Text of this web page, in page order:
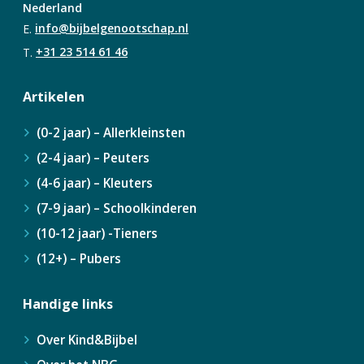
Nederland
E. info@bijbelgenootschap.nl
T. +31 23 514 61 46
Artikelen
(0-2 jaar) – Allerkleinsten
(2-4 jaar) – Peuters
(4-6 jaar) – Kleuters
(7-9 jaar) – Schoolkinderen
(10-12 jaar) -Tieners
(12+) – Pubers
Handige links
Over Kind&Bijbel